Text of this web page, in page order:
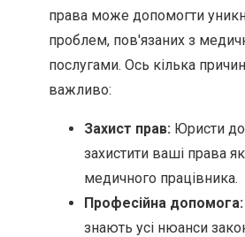
права може допомогти
проблем, пов'язаних з
послугами. Ось кілька
важливо:
Захист прав: Юристи
захистити ваші права
медичного працівника.
Професійна допомога:
знають усі нюанси